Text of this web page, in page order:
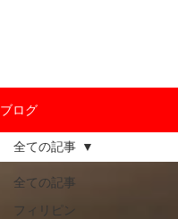
ブログ
全ての記事
フィリピン
全ての記事